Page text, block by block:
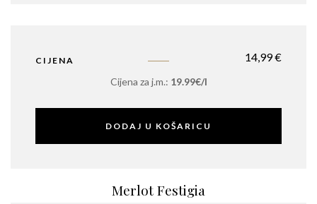
CIJENA 14,99€
Cijena za j.m.: 19.99€/l
DODAJ U KOŠARICU
Merlot Festigia